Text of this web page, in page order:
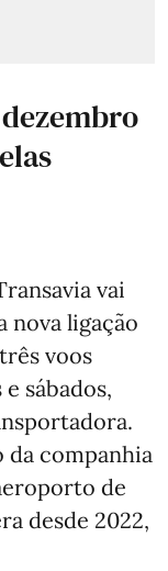
vai
nova ligação
voos
sábados,
da companhia
de
desde 2022,